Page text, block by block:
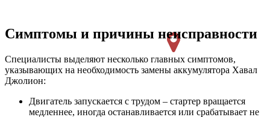
Симптомы и причины неисправности
Специалисты выделяют несколько главных симптомов,
указывающих на необходимость замены аккумулятора Хавал
Джолион:
Двигатель запускается с трудом – стартер вращается
медленнее, иногда останавливается или срабатывает не